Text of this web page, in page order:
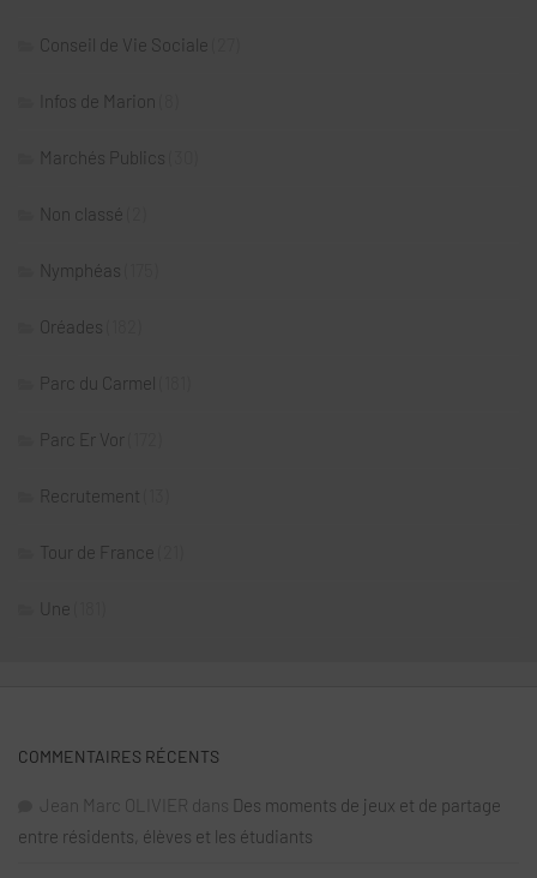
Conseil de Vie Sociale
Infos de Marion
Marchés Publics
Non classé
Nymphéas
Oréades
Parc du Carmel
Parc Er Vor
Recrutement
Tour de France
Une
COMMENTAIRES RÉCENTS
Jean Marc OLIVIER dans Des moments de jeux et de partage
entre résidents, élèves et les étudiants